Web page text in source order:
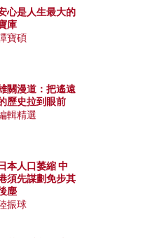
心是人生最大的
庫
寶碩
關漫道：把遙遠
歷史拉到眼前
輯精選
日本人口萎縮 中
須先謀劃免步其
塵
振球